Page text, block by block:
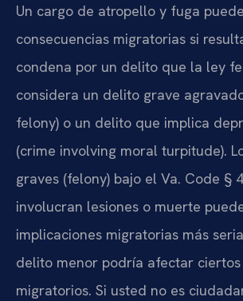
Un cargo de atropello y fuga
consecuencias migratorias si
condena por un delito que la ley
considera un delito grave
felony) o un delito que implica
(crime involving moral turpitude).
graves (felony) bajo el Va. Code §
involucran lesiones o muerte
implicaciones migratorias más
delito menor podría afectar
migratorios. Si usted no es